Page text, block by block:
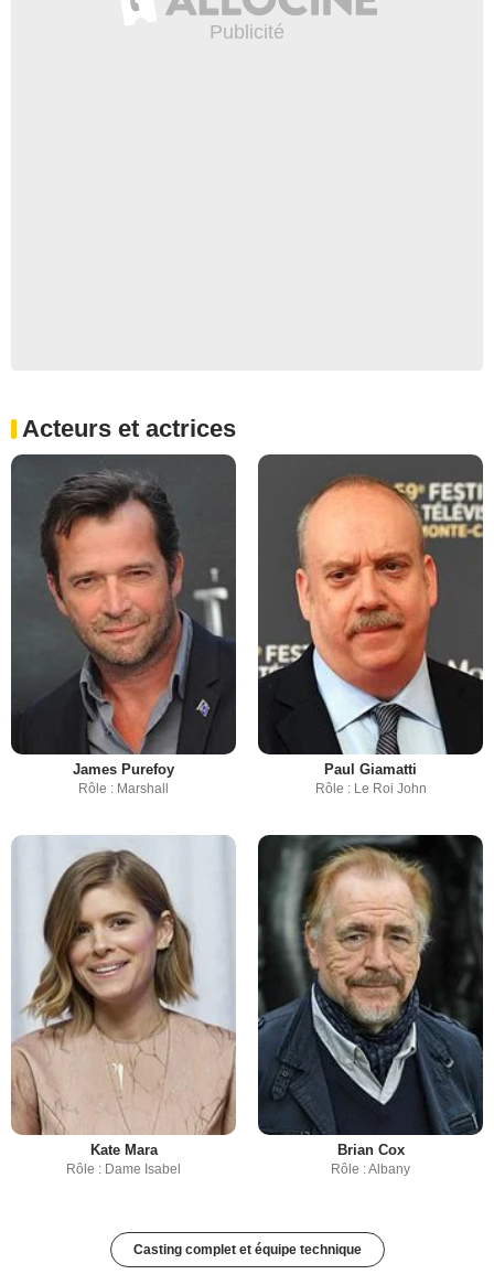
Acteurs et actrices
James Purefoy
Rôle : Marshall
Paul Giamatti
Rôle : Le Roi John
Kate Mara
Rôle : Dame Isabel
Brian Cox
Rôle : Albany
Casting complet et équipe technique